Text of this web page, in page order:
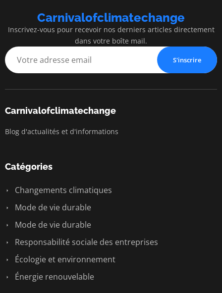
Carnivalofclimatechange
Inscrivez-vous pour recevoir nos derniers articles directement
dans votre boîte mail.
S'inscrire
Carnivalofclimatechange
Blog d'actualités et d'informations
Catégories
Changements climatiques
Mode de vie durable
Mode de vie durable
Responsabilité sociale des entreprises
Écologie et environnement
Énergie renouvelable